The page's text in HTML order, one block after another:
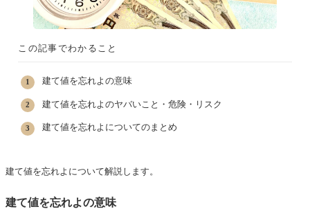
この記事でわかること
建て値を忘れよの意味
建て値を忘れよのヤバいこと・危険・リスク
建て値を忘れよについてのまとめ
建て値を忘れよについて解説します。
建て値を忘れよの意味